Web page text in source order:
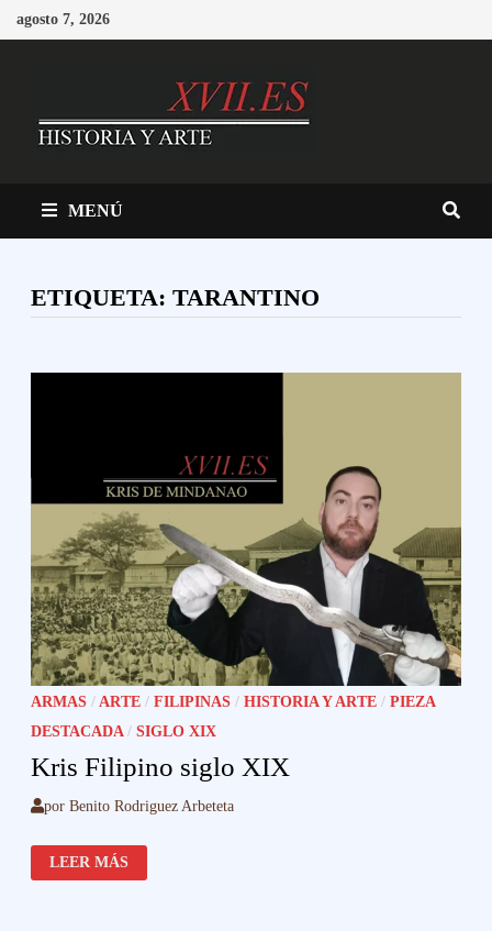
Saltar
al
agosto 7, 2026
MENÚ
ETIQUETA:TARANTINO
ARMAS / ARTE /FILIPINAS /HISTORIA Y ARTE /PIEZA
DESTACADA /SIGLO XIX
Kris Filipino siglo XIX
porBenito Rodriguez Arbeteta
KRIS
FILIPINO
SIGLO
LEER MÁS